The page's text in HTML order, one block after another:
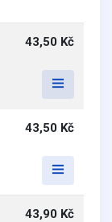
43,50 Kč
43,50 Kč
43,90 Kč